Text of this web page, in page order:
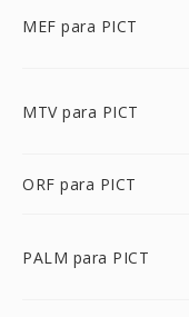
MEF para PICT
MTV para PICT
ORF para PICT
PALM para PICT